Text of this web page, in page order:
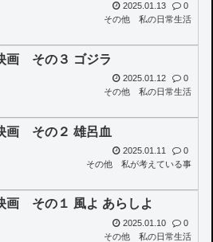
2025.01.13
0
その他
私の日常生活
画 その３ ゴジラ
2025.01.12
0
その他
私の日常生活
画 その２ 雄呂血
2025.01.11
0
その他
私が考えている事
画 その１ 風よ あらしよ
2025.01.10
0
その他
私の日常生活